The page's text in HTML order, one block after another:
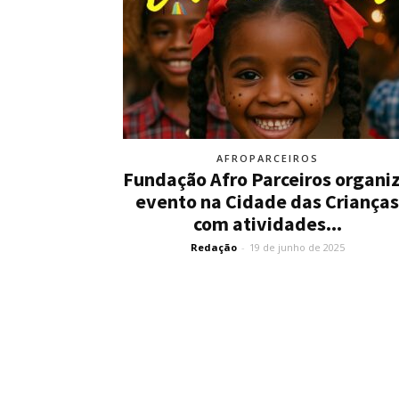
AFROPARCEIROS
Fundação Afro Parceiros
evento na Cidade das Crianças
com atividades...
Redação - 19 de junho de 2025